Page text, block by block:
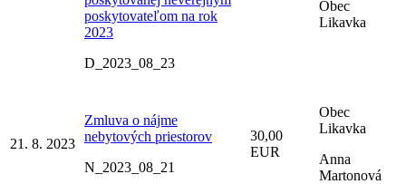
poskytovateľom na rok
2023
D_2023_08_23
Obec
Likavka
21. 8. 2023
Zmluva o nájme
nebytových priestorov
N_2023_08_21
30,00
EUR
Obec
Likavka
Anna
Martonová